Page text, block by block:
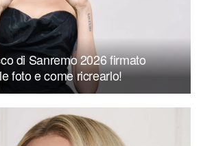
di Sanremo 2026 firmato
foto e come ricrearlo!